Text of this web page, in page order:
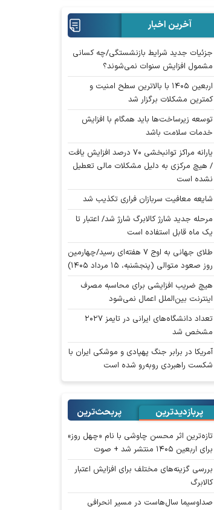
آخرین اخبار
جزئیات جدید شرایط بازنشستگی/چه کسانی
مشمول افزایش سنوات نمی‌شوند؟
اربعین ۱۴۰۵ با بالاترین سطح امنیت و
کمترین مشکلات برگزار شد
توسعه زیرساخت‌ها باید همگام با افزایش
خدمات سلامت باشد
یارانه مراکز توانبخشی ۷۰ درصد افزایش یافت
/ هیچ مرکزی به دلیل مشکلات مالی تعطیل
نشده است
شایعه معافیت سربازان فراری تکذیب شد
مرحله جدید شارژ کالابرگ شارژ شد/ اعتبار تا
یک ماه قابل استفاده است
طلای جهانی به اوج ۷ هفته‌ای رسید/چهارمین
روز صعود متوالی (پنجشنبه، ۱۵ مرداد ۱۴۰۵)
هیچ ضریب افزایشی برای محاسبه مصرف
اینترنت بین‌الملل اعمال نمی‌شود
تعداد دانشگاه‌های ایرانی در تایمز ۲۰۲۷
مشخص شد
آمریکا در برابر جنگ پهپادی و موشکی ایران با
شکست راهبردی روبه‌رو شده است
پربازدیدترین پربحث‌ترین‌
تازه‌ترین اثر محسن چاوشی با نام «چهل روز»
برای اربعین ۱۴۰۵ منتشر شد + صوت
بررسی گزینه‌های مختلف برای افزایش اعتبار
کالابرگ
صداوسیما سال‌هاست در مسیر انحرافی